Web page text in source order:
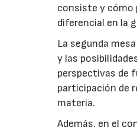
consiste y cómo
diferencial en la
La segunda
y las
perspectivas de
participación de
materia.
Además, en el